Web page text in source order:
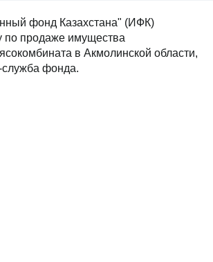
фонд Казахстана" (ИФК)
по продаже имущества
в Акмолинской области,
фонда.